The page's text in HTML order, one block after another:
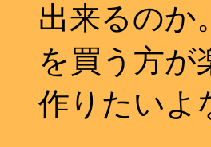
出来るのか
を買う方が
作りたいよ